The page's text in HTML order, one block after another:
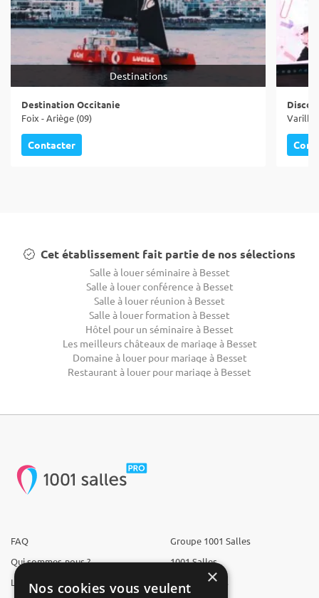
Destinations
Destination Occitanie
Foix - Ariège (09)
Contacter
Disco
Cet établissement fait partie de nos sélections
Salle à louer séminaire à Besset
Salle à louer conférence à Besset
Salle à louer réunion à Besset
Salle à louer formation à Besset
Hôtel pour un séminaire à Besset
Les meilleurs châteaux de mariage à Besset
Domaine à louer pour mariage à Besset
Restaurant à louer pour mariage à Besset
FAQ
Qui sommes-nous ?
L'équipe
Groupe 1001 Salles
1001 Salles
1001 Traiteurs
×
Nos cookies vous veulent